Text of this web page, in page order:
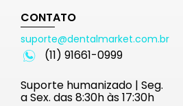
CONTATO
suporte@dentalmarket.com.br
(11) 91661-0999
Suporte humanizado | Seg.
a Sex. das 8:30h às 17:30h